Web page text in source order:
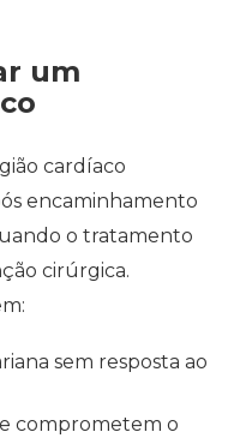
um
cardíaco
encaminhamento
o tratamento
cirúrgica.
sem resposta ao
comprometem o